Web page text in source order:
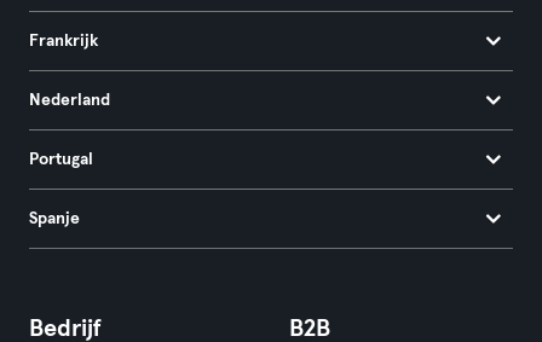
Frankrijk
Nederland
Portugal
Spanje
Bedrijf B2B